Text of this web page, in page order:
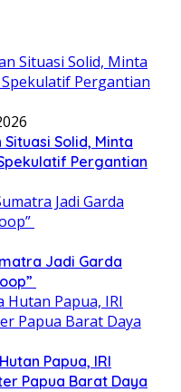
Solid, Minta
Pergantian
Jadi Garda
Papua, IRI
Papua Barat Daya